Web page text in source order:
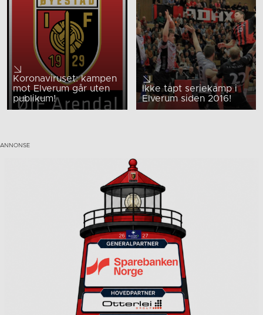
Koronaviruset: kampen
mot Elverum går uten
publikum!
Ikke tapt seriekamp i
Elverum siden 2016!